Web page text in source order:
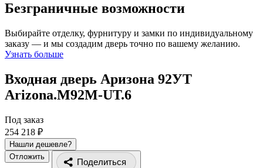
Безграничные возможности
Выбирайте отделку, фурнитуру и замки по индивидуальному
заказу — и мы создадим дверь точно по вашему желанию.
Узнать больше
Входная дверь Аризона 92УТ
Arizona.M92M-UT.6
Под заказ
254 218 ₽
Нашли дешевле?
Отложить
Поделиться